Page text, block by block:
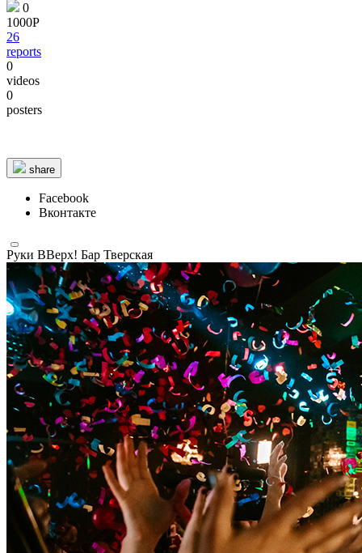
0
1000Р
26
reports
0
videos
0
posters
© 1987–2026 HERE |
share
Facebook
Вконтакте
Руки ВВерх! Бар Тверская